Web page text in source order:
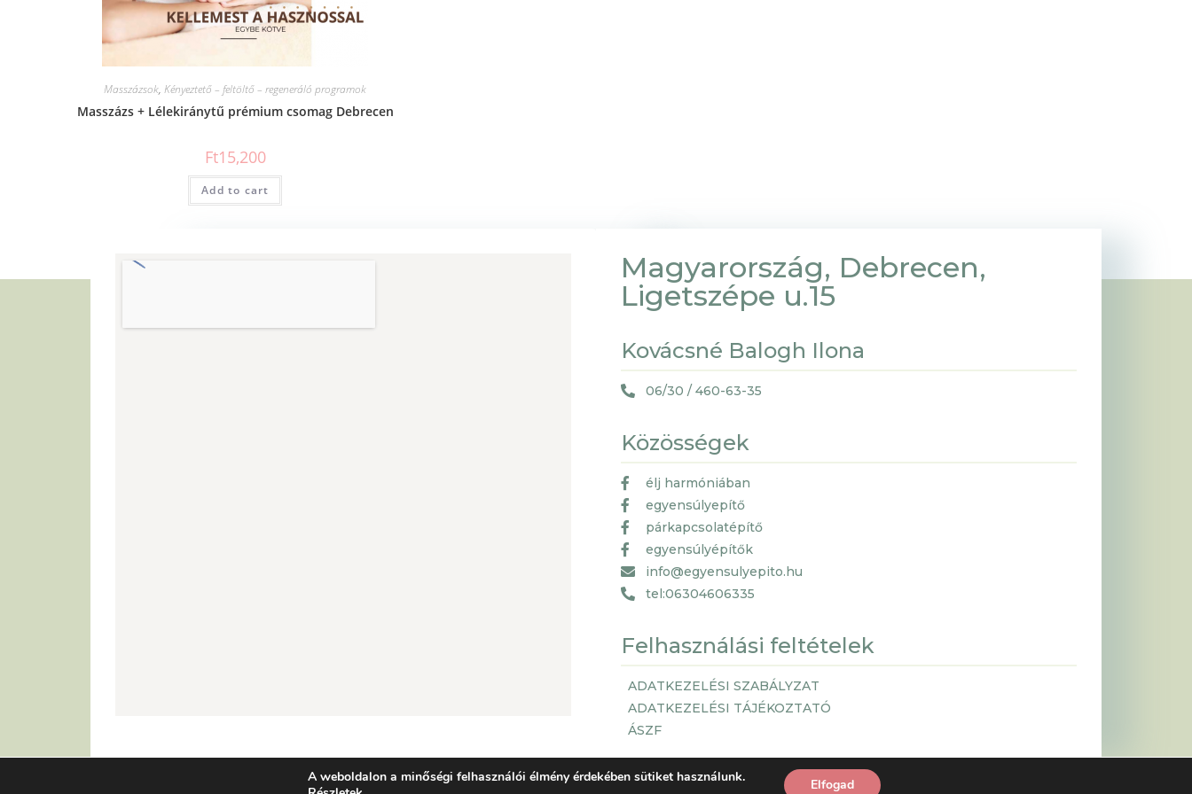
Masszázsok,Kényeztető – feltöltő – regeneráló programok
Masszázs + Lélekiránytű prémium csomag Debrecen
Ft15,200
Add to cart
Magyarország, Debrecen,
Ligetszépe u.15
Kovácsné Balogh Ilona
06/30 / 460-63-35
Közösségek
élj harmóniában
egyensúlyepítő
párkapcsolatépítő
egyensúlyépítők
info@egyensulyepito.hu
tel:06304606335
Felhasználási feltételek
ADATKEZELÉSI SZABÁLYZAT
ADATKEZELÉSI TÁJÉKOZTATÓ
ÁSZF
A weboldalon a minőségi felhasználói élmény érdekében sütiket használunk.
Elfogad